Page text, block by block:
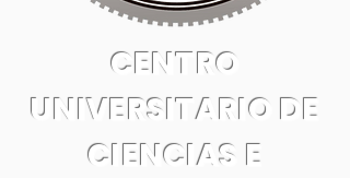
CENTRO
UNIVERSITARIO DE
CIENCIAS E